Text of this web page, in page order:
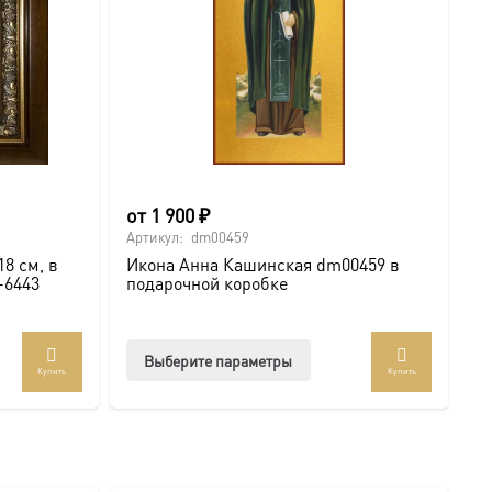
см, в
Купить
от 1 900₽
Артикул: dm00459
Икона Анна Кашинская dm00459 в
подарочной коробке
Выберите параметры
Купить